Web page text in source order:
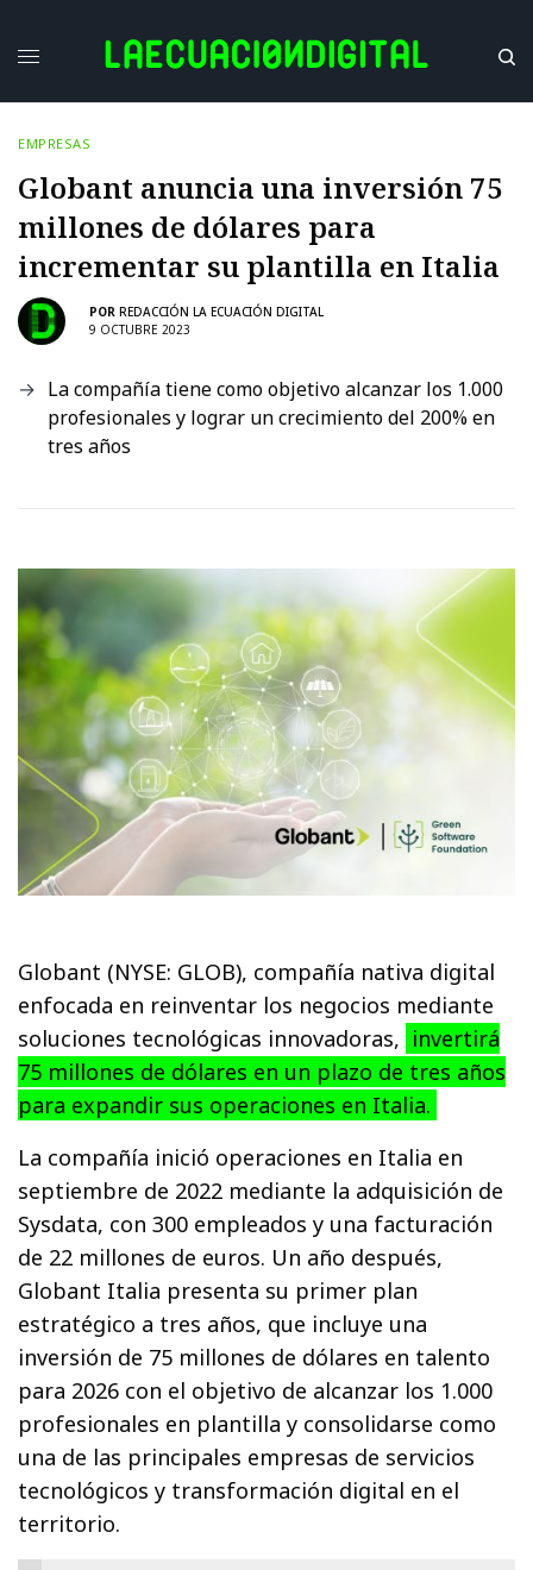
EMPRESAS
Globant anuncia una inversión 75
millones de dólares para
incrementar su plantilla en Italia
POR REDACCIÓN LA ECUACIÓN DIGITAL
9 OCTUBRE 2023
La compañía tiene como objetivo alcanzar los 1.000
profesionales y lograr un crecimiento del 200% en
tres años
Globant (NYSE: GLOB), compañía nativa digital
enfocada en reinventar los negocios mediante
soluciones tecnológicas innovadoras, invertirá
75 millones de dólares en un plazo de tres años
para expandir sus operaciones en Italia.
La compañía inició operaciones en Italia en
septiembre de 2022 mediante la adquisición de
Sysdata, con 300 empleados y una facturación
de 22 millones de euros. Un año después,
Globant Italia presenta su primer plan
estratégico a tres años, que incluye una
inversión de 75 millones de dólares en talento
para 2026 con el objetivo de alcanzar los 1.000
profesionales en plantilla y consolidarse como
una de las principales empresas de servicios
tecnológicos y transformación digital en el
territorio.